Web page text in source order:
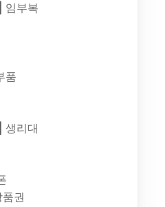
임부복
품
생리대
권